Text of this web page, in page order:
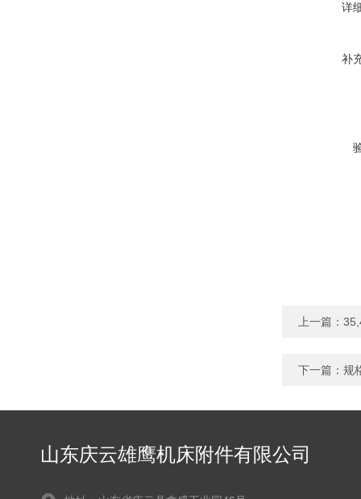
详
补
上一篇：
下一篇： 规
山东庆云雄鹰机床附件有限公司